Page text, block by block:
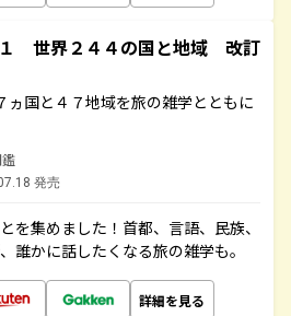
世界２４４の国と地域 改訂
ヵ国と４７地域を旅の雑学とともに
発売
を集めました！首都、言語、民族、
誰かに話したくなる旅の雑学も。
詳細を見る